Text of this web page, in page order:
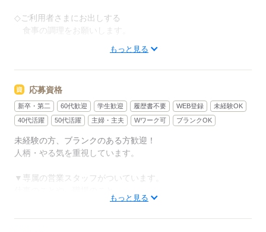
◇ご利用者さまにお出しする
食事の調理をお願いします。
・具材を切る
・盛り付け
・皿洗い（機械洗浄）
分担して昼食を作っていきます！
作業を進めていただければOK！
慣れていって下さい。
もっと見る
応募資格
新卒・第二 60代歓迎 学生歓迎 履歴書不要 WEB登録
未経験OK
40代活躍
50代活躍 主婦・主夫 Wワーク可 ブランクOK
未経験の方、ブランクのある方歓迎！
人柄・やる気を重視しています。
▼専属の営業スタッフがついています。
分からないことや不安なこと。
もっと見る